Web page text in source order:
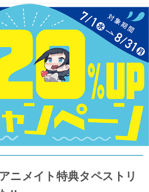
ニメイト特典タペストリ